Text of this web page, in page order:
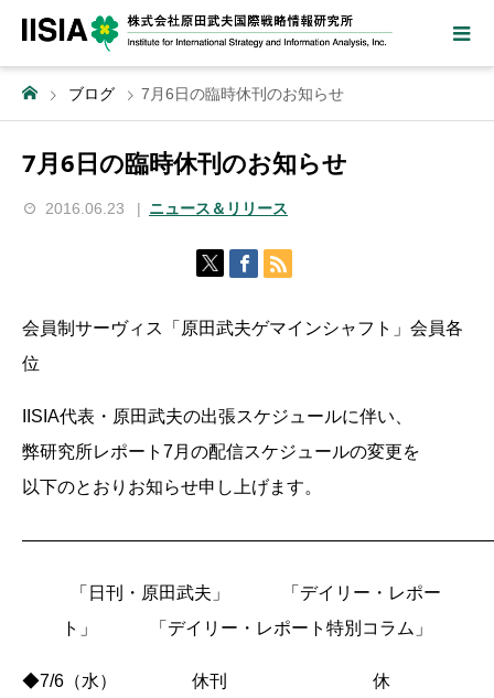
ブログ 7月6日の臨時休刊のお知らせ
7月6日の臨時休刊のお知らせ
2016.06.23 ニュース＆リリース
会員制サーヴィス「原田武夫ゲマインシャフト」会員各
位
IISIA代表・原田武夫の出張スケジュールに伴い、
弊研究所レポート7月の配信スケジュールの変更を
以下のとおりお知らせ申し上げます。
「日刊・原田武夫」 「デイリー・レポー
ト」 「デイリー・レポート特別コラム」
◆7/6（水） 休刊 休